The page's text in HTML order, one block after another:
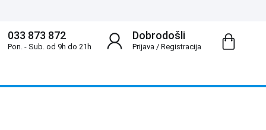
Dobrodošli
Prijava/ Registracija
033 873 872
Pon. - Sub. od 9h do 21h